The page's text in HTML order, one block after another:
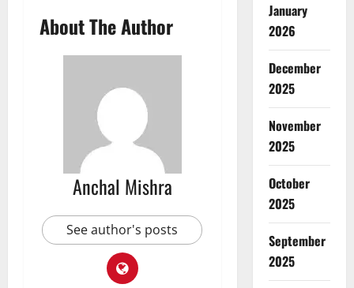
About The Author
Anchal Mishra
See author's posts
January
2026
December
2025
November
2025
October
2025
September
2025